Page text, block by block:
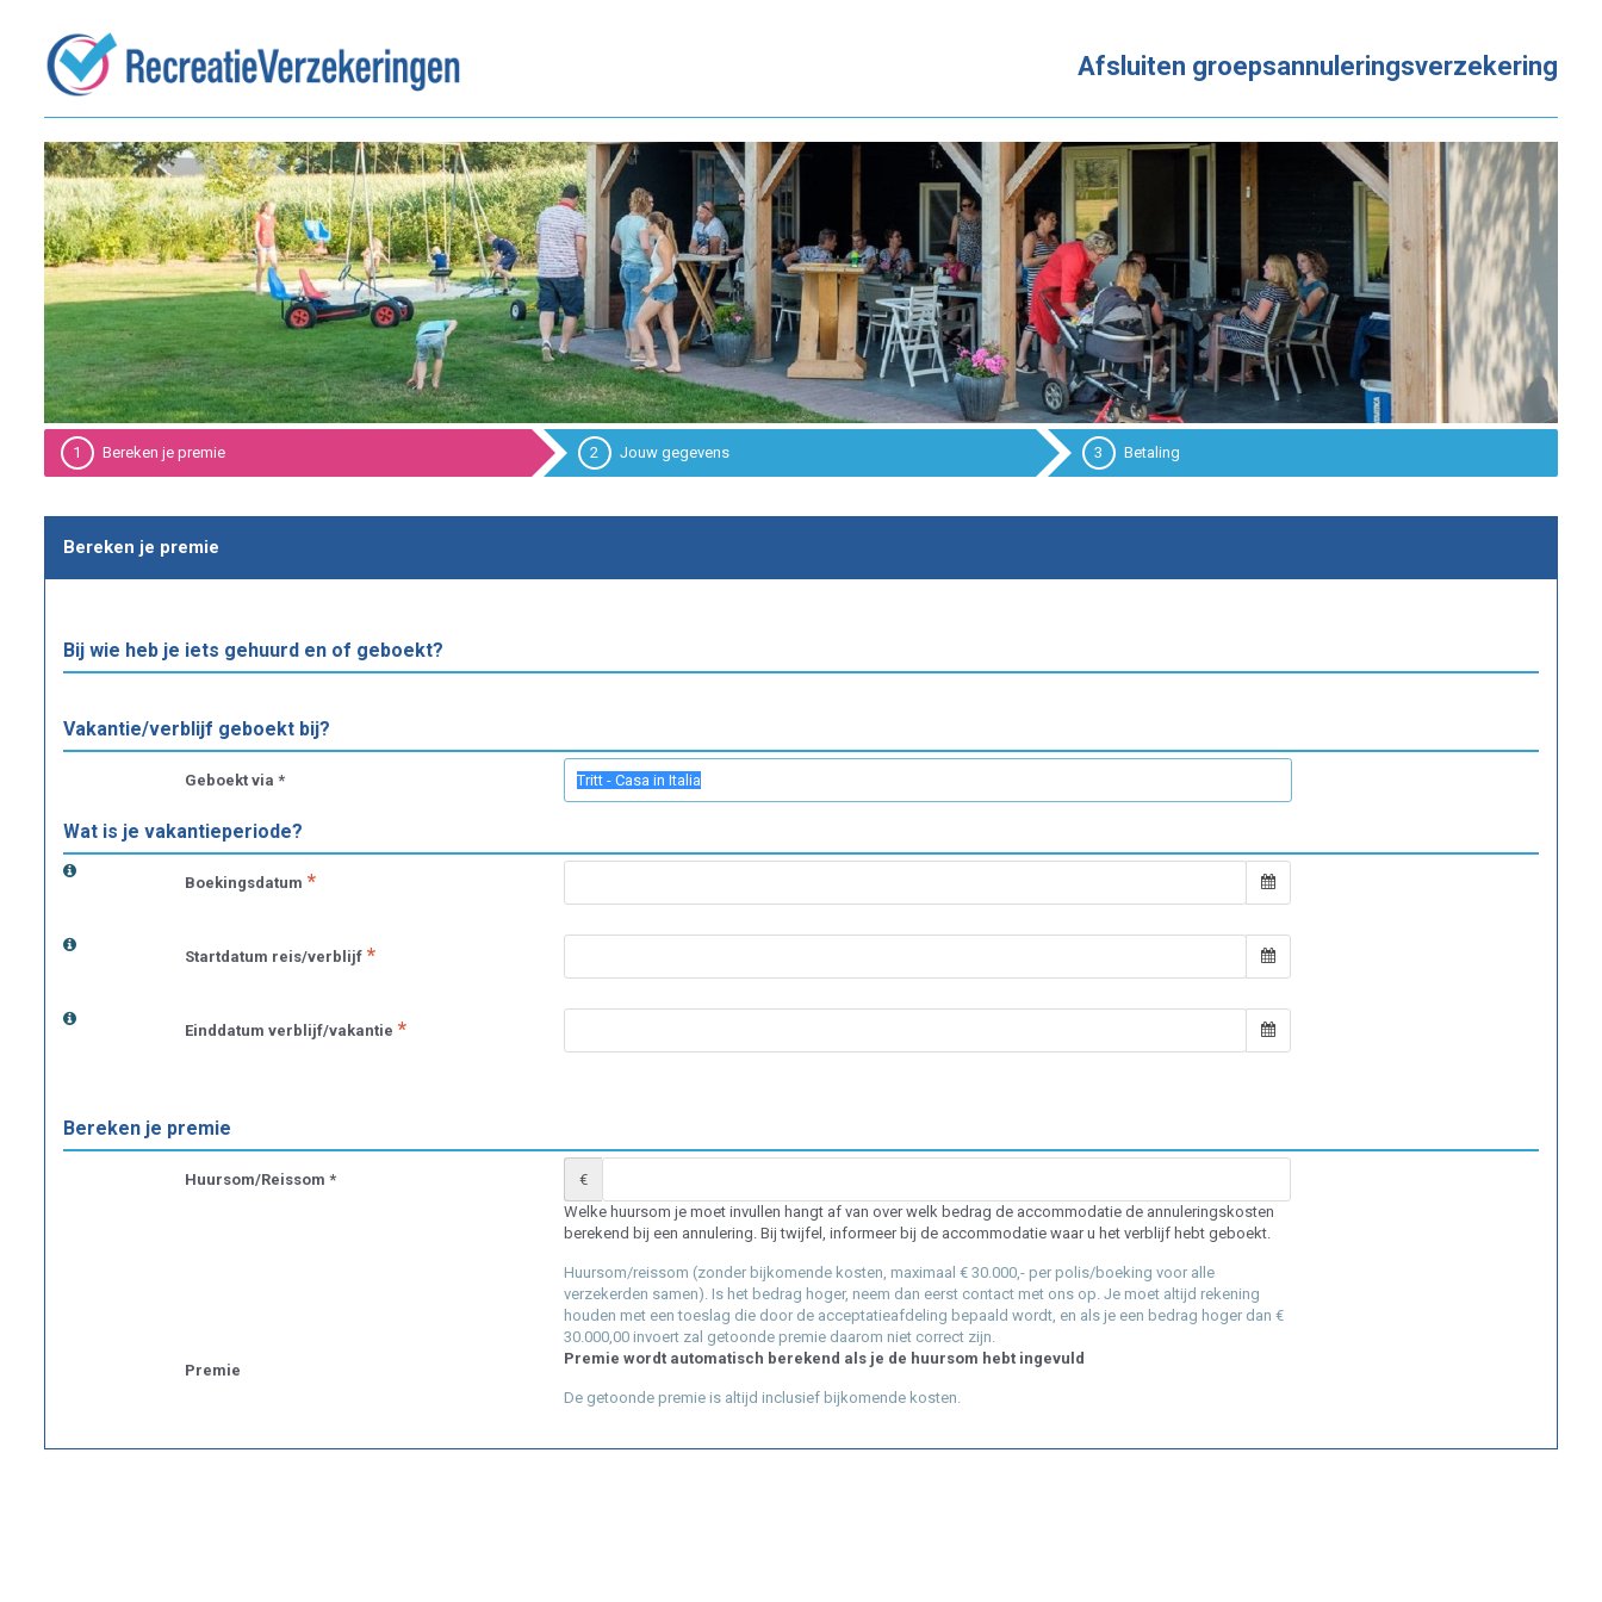
Afsluiten groepsannuleringsverzekering
1 Bereken je premie 2 Jouw gegevens 3 Betaling
Bereken je premie
Bij wie heb je iets gehuurd en of geboekt?
Vakantie/verblijf geboekt bij?
Geboekt via *
Wat is je vakantieperiode?
Boekingsdatum
Startdatum reis/verblijf
Einddatum verblijf/vakantie
Bereken je premie
Huursom/Reissom *
€
Welke huursom je moet invullen hangt af van over welk bedrag de accommodatie de annuleringskosten
berekend bij een annulering. Bij twijfel, informeer bij de accommodatie waar u het verblijf hebt geboekt.
Huursom/reissom (zonder bijkomende kosten, maximaal € 30.000,- per polis/boeking voor alle
verzekerden samen). Is het bedrag hoger, neem dan eerst contact met ons op. Je moet altijd rekening
houden met een toeslag die door de acceptatieafdeling bepaald wordt, en als je een bedrag hoger dan €
30.000,00 invoert zal getoonde premie daarom niet correct zijn.
Premie
Premie wordt automatisch berekend als je de huursom hebt ingevuld
De getoonde premie is altijd inclusief bijkomende kosten.